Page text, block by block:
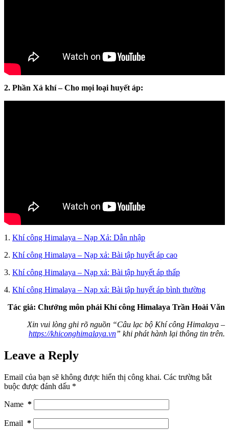
2. Phần Xả khí – Cho mọi loại huyết áp:
1. Khí công Himalaya – Nạp Xả: Dẫn nhập
2. Khí công Himalaya – Nạp xả: Bài tập huyết áp cao
3. Khí công Himalaya – Nạp xả: Bài tập huyết áp thấp
4. Khí công Himalaya – Nạp xả: Bài tập huyết áp bình thường
Tác giả: Chưởng môn phái Khí công Himalaya Trần Hoài Văn
Xin vui lòng ghi rõ nguồn “Câu lạc bộ Khí công Himalaya –
https://khiconghimalaya.vn” khi phát hành lại thông tin trên.
Leave a Reply
Email của bạn sẽ không được hiển thị công khai. Các trường bắt
buộc được đánh dấu *
Name *
Email *